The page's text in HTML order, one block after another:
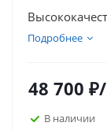
Подробнее
48 700 ₽
В наличии